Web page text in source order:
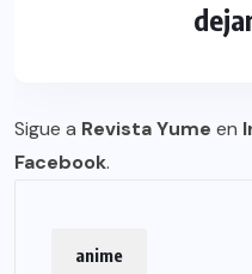
Sigue a Revista Yume en
Facebook.
anime